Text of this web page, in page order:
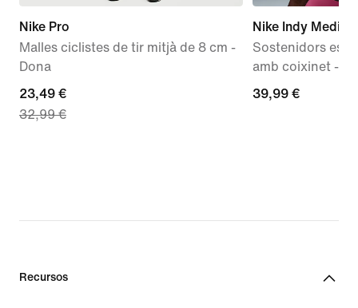
Nike Pro
Malles ciclistes de tir mitjà de 8 cm -
Dona
current
price
23,49 €
32,99 €
Nike Indy
Sostenidors
amb coixinet -
39,99 €
39,99 €
Recursos